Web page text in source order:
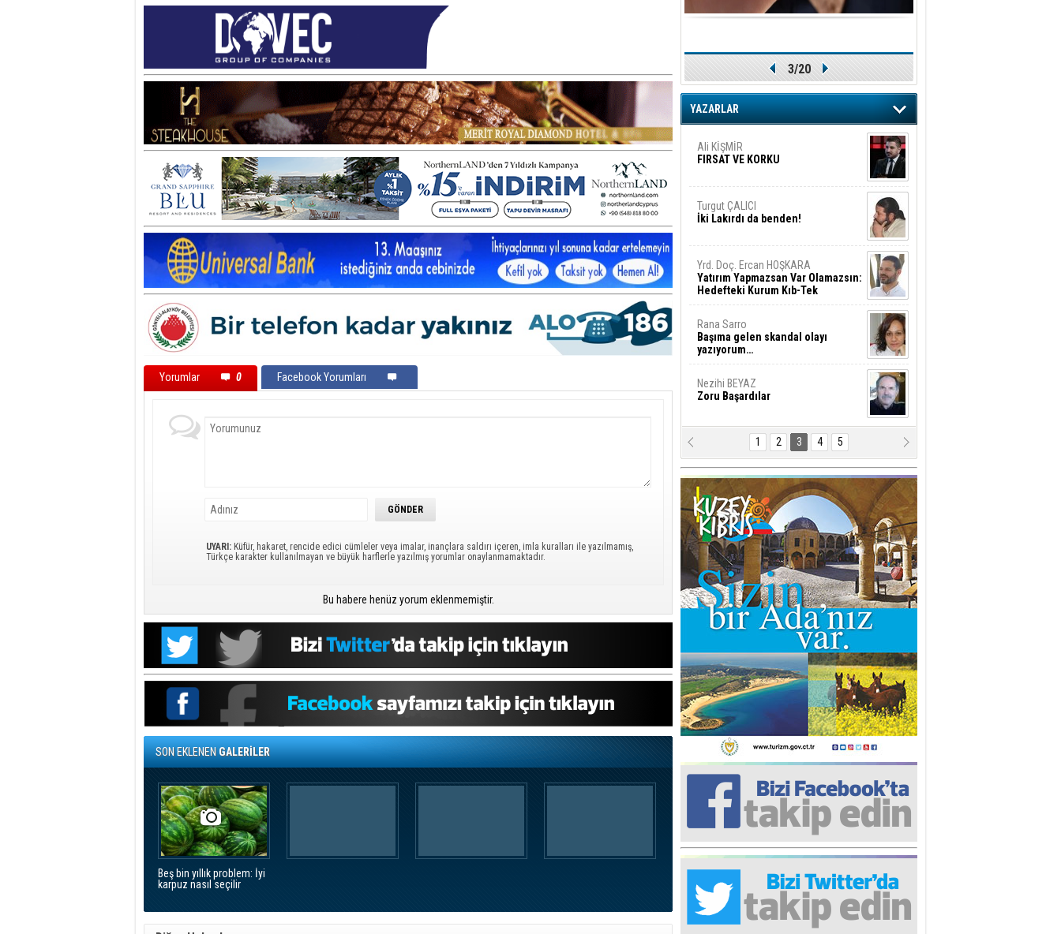
Yorumlar 0 Facebook Yorumları
UYARI: Küfür, hakaret, rencide edici cümleler veya imalar, inançlara saldırı içeren, imla kuralları ile yazılmamış,
Türkçe karakter kullanılmayan ve büyük harflerle yazılmış yorumlar onaylanmamaktadır.
Bu habere henüz yorum eklenmemiştir.
SON EKLENENGALERİLER
Beş bin yıllık problem: İyi
karpuz nasıl seçilir
3/20
YAZARLAR
Taner ULUTAŞ
Adası gibi olmayız !...
Ali KİŞMİR
FIRSAT VE KORKU
Turgut ÇALICI
İki Lakırdı da benden!
Yrd. Doç. Ercan HOŞKARA
Yatırım Yapmazsan Var Olamazsın:
Hedefteki Kurum Kıb-Tek
Rana Sarro
Başıma gelen skandal olayı
yazıyorum…
Nezihi BEYAZ
Zoru Başardılar
Mustafa Akıncı’ya Saldırmanın
Dayanılmaz Hafifliği !..
Özal Ziya
Hükümet "huzur ve
güvenlik"konusunu ciddiye almalı
Mesut GÜNSEV
ALTINI ÇİZDİĞİM SATIRLAR
Münür Rahvancıoğlu
Popülizm Nedir? Ne Değildir?
Hare Ergen
Babanın Gidişi
Cenk DİLER
“Kermiya’ya kaç, Yenişehir’e tut”
mantığı olmasın!
Mustafa Keleşzade
Herkes bu kadar yalnızken neden
herkes bu kadar yalnız?!
Tahsin Oygar
Nasıl iyi olunur?
Melin ULUÇ
‘’Haklı olmak’’ istersen…
1 2 3 4 5